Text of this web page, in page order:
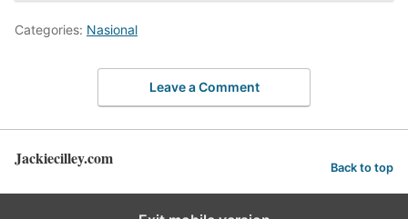
Categories: Nasional
Leave a Comment
Jackiecilley.com Back to top